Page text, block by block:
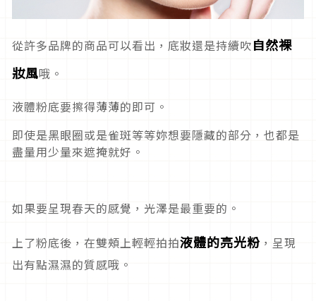
從許多品牌的商品可以看出，底妝還是持續吹自然裸
妝風哦。
液體粉底要擦得薄薄的即可。
即使是黑眼圈或是雀斑等等妳想要隱藏的部分，也都是
盡量用少量來遮掩就好。
如果要呈現春天的感覺， 光澤是最重要的。
上了粉底後，在雙頰上輕輕拍拍液體的亮光粉 ，呈現
出有點濕濕的質感哦。